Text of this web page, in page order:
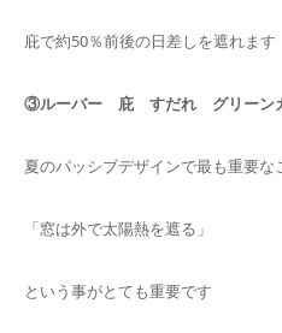
庇で約50％前後の日差しを遮れます
③ルーバー 庇 すだれ グリーンカ
夏のパッシブデザインで最も重要な
「窓は外で太陽熱を遮る」
という事がとても重要です